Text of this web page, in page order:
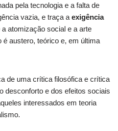
pela tecnologia e a falta de
vazia, e traça a exigência
a atomização social e a arte
austero, teórico e, em última
de uma crítica filosófica e crítica
desconforto e dos efeitos sociais
interessados em teoria